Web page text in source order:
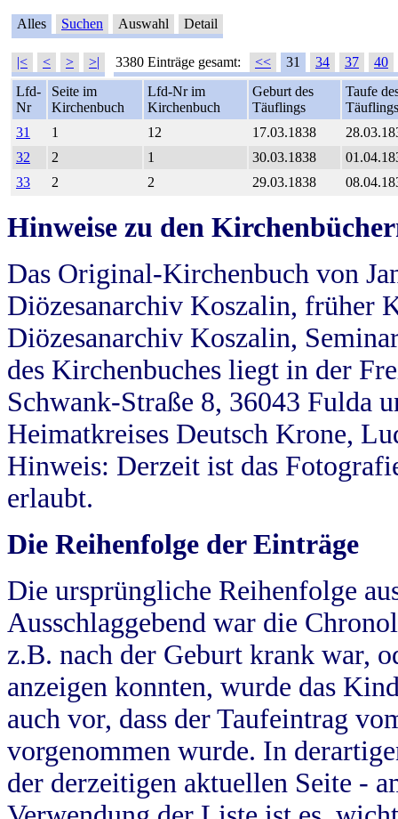
Alles Suchen Auswahl Detail
|< < > >| 3380 Einträge gesamt: << 31 34 37
40
Lfd-
Nr
Seite im
Kirchenbuch
Lfd-Nr im
Kirchenbuch
Geburt des
Täuflings
Taufe
Täuflings
31
1 12 17.03.1838
32
2 1 30.03.1838
33
2 2 29.03.1838
Hinweise zu den
Das Original-Kirchenbuch von
Diözesanarchiv Koszalin, früher
Diözesanarchiv Koszalin,
des Kirchenbuches liegt in der
Schwank-Straße 8, 36043 Fulda
Heimatkreises Deutsch Krone,
Hinweis: Derzeit ist das
erlaubt.
Die Reihenfolge der Einträge
Die ursprüngliche Reihenfolge
Ausschlaggebend war die
z.B. nach der Geburt krank war,
anzeigen konnten, wurde das
auch vor, dass der Taufeintrag
vorgenommen wurde. In
der derzeitigen aktuellen Seite -